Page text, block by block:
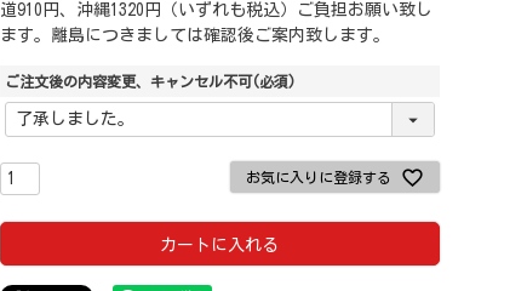
道910円、沖縄1320円（いずれも税込）ご負担お願い致し
ます。離島につきましては確認後ご案内致します。
ご注文後の内容変更、キャンセル不可 (必須)
お気に入りに登録する
カートに入れる